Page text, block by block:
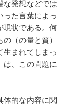
な発想などでは
った言葉によっ
現状である。何
（の量と質）
生まれてしまっ
は、この問題に
的な内容に関